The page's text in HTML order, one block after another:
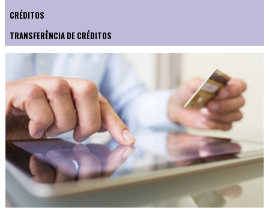
CRÉDITOS
TRANSFERÊNCIA DE CRÉDITOS